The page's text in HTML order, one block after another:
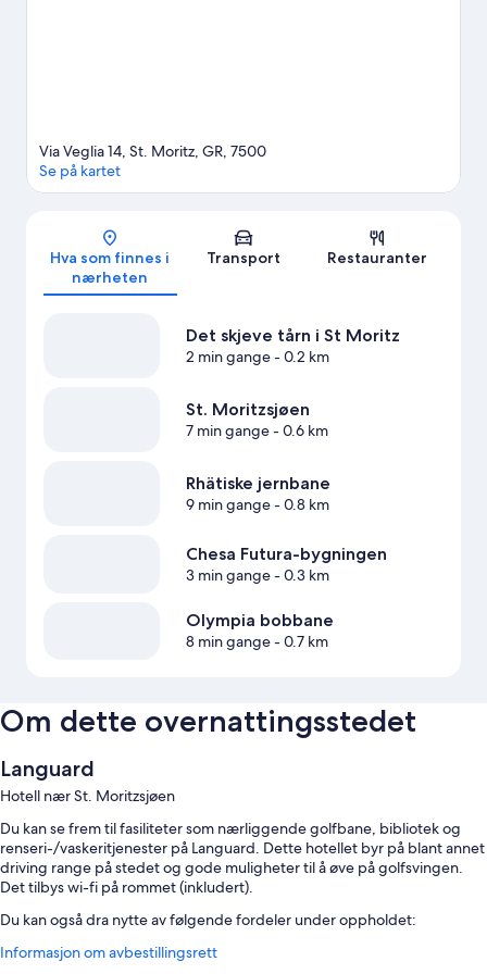
Kart
Via Veglia 14, St. Moritz, GR, 7500
Se på kartet
Hva som finnes i
nærheten
Transport Restauranter
Det skjeve tårn i St Moritz
2 min gange- 0.2 km
St. Moritzsjøen
7 min gange- 0.6 km
Rhätiske jernbane
9 min gange- 0.8 km
Chesa Futura-bygningen
3 min gange- 0.3 km
Olympia bobbane
8 min gange- 0.7 km
Om dette overnattingsstedet
Languard
Hotell nær St. Moritzsjøen
Du kan se frem til fasiliteter som nærliggende golfbane, bibliotek og
renseri-/vaskeritjenester på Languard. Dette hotellet byr på blant annet
driving range på stedet og gode muligheter til å øve på golfsvingen.
Det tilbys wi-fi på rommet (inkludert).
Du kan også dra nytte av følgende fordeler under oppholdet:
Kontinental frokost (mot betaling), concierge-tjenester og
Informasjon om avbestillingsrett